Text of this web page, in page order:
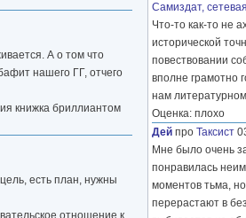
А о том что
нашего ГГ, отчего
книжка бриллиантом
есть план, нужны
отношение к
Самиздат,
Что-то как-то не
исторической
повествовании
вполне грамотно
нам
Оценка: плохо
Дей про Таксист
Мне было очень
понравилась
моментов тьма,
перерастают в